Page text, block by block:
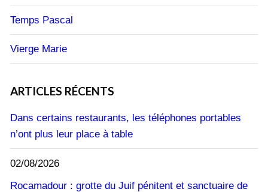
Temps Pascal
Vierge Marie
ARTICLES RÉCENTS
Dans certains restaurants, les téléphones portables
n’ont plus leur place à table
02/08/2026
Rocamadour : grotte du Juif pénitent et sanctuaire de